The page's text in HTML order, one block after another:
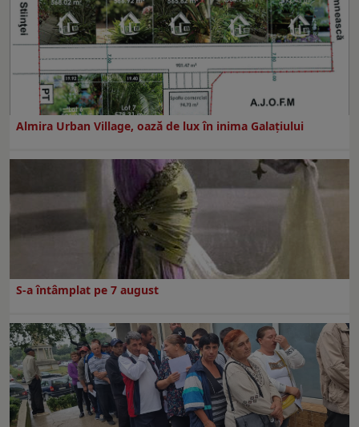
Almira Urban Village, oază de lux în inima Galațiului
S-a întâmplat pe 7 august